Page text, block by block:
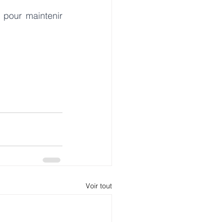
maintenir
Voir tout